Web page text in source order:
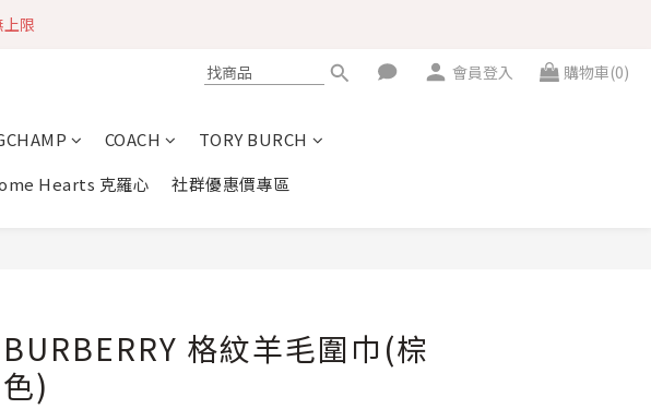
限
會員登入 購物車(0)
COACH
TORY BURCH
Hearts 克羅心 社群優惠價專區
BURBERRY 格紋羊毛圍巾(棕
色)